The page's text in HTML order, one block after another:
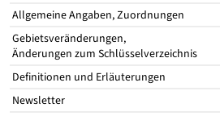
Allgemeine Angaben, Zuordnungen
Gebietsveränderungen,
Änderungen zum Schlüsselverzeichnis
Definitionen und Erläuterungen
Newsletter